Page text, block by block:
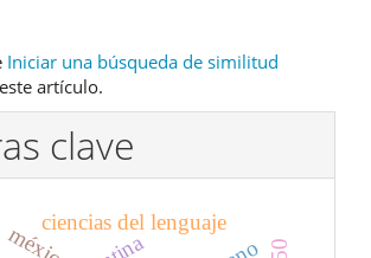
Iniciar una búsqueda de similitud
artículo.
clave
ciencias del lenguaje